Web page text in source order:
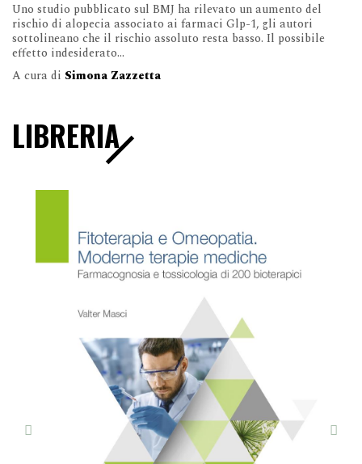
Uno studio pubblicato sul BMJ ha rilevato un aumento del
rischio di alopecia associato ai farmaci Glp-1, gli autori
sottolineano che il rischio assoluto resta basso. Il possibile
effetto indesiderato...
A cura di Simona Zazzetta
LIBRERIA